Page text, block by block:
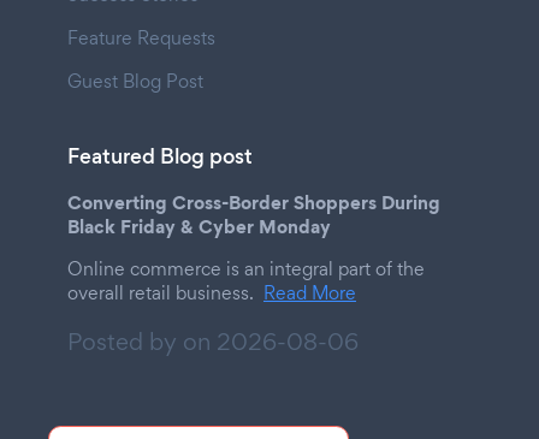
Feature Requests
Guest Blog Post
Featured Blog post
Converting Cross-Border Shoppers During
Black Friday & Cyber Monday
Online commerce is an integral part of the
overall retail business. Read More
Posted by on 2026-08-06